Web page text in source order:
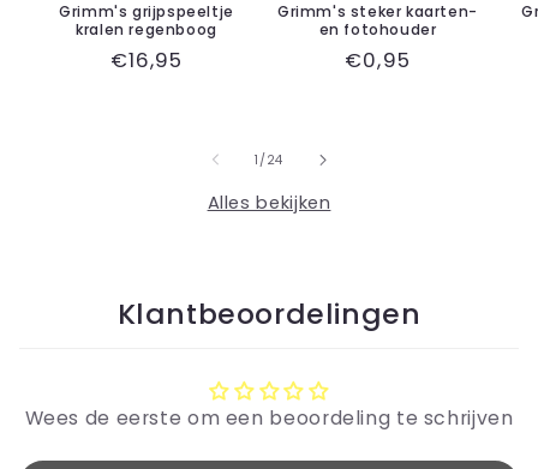
Grimm's grijpspeeltje
kralen regenboog
Normale
€16,95
Grimm's steker kaarten-
en fotohouder
Normale
€0,95
1 /van
24
Alles bekijken
Klantbeoordelingen
Wees de eerste om een beoordeling te schrijven